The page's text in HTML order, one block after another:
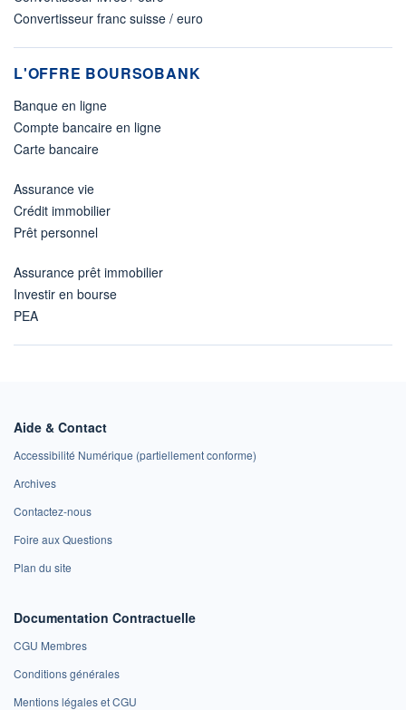
Convertisseur franc suisse / euro
L'OFFRE BOURSOBANK
Banque en ligne
Compte bancaire en ligne
Carte bancaire
Assurance vie
Crédit immobilier
Prêt personnel
Assurance prêt immobilier
Investir en bourse
PEA
Aide & Contact
Accessibilité Numérique (partiellement conforme)
Archives
Contactez-nous
Foire aux Questions
Plan du site
Documentation Contractuelle
CGU Membres
Conditions générales
Mentions légales et CGU